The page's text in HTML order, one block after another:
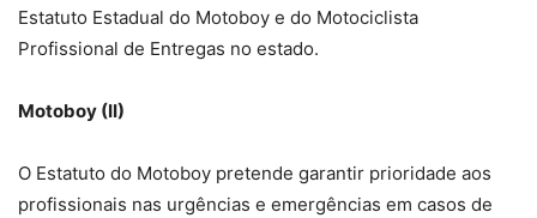
Estatuto Estadual do Motoboy e do Motociclista
Profissional de Entregas no estado.
Motoboy (II)
O Estatuto do Motoboy pretende garantir prioridade aos
profissionais nas urgências e emergências em casos de